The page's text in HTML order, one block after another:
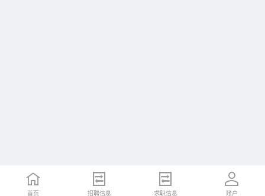
首页 招聘信息 求职信息 账户